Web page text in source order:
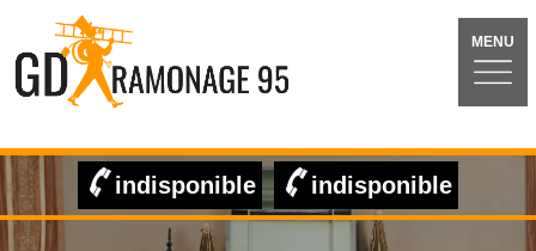
MENU
indisponible indisponible